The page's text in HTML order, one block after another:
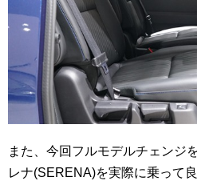
また、今回フルモデルチェンジ
レナ(SERENA)を実際に乗って